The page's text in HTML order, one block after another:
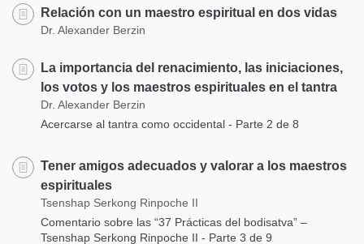
Relación con un maestro espiritual en dos vidas
Dr. Alexander Berzin
La importancia del renacimiento, las iniciaciones,
los votos y los maestros espirituales en el tantra
Dr. Alexander Berzin
Acercarse al tantra como occidental - Parte 2 de 8
Tener amigos adecuados y valorar a los maestros
espirituales
Tsenshap Serkong Rinpoche II
Comentario sobre las “37 Prácticas del bodisatva” –
Tsenshap Serkong Rinpoche II - Parte 3 de 9